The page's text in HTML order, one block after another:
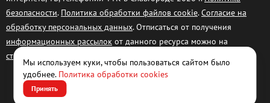
безопасности. Политика обработки файлов cookie.Согласие на
обработку персональных данных. Отписаться от получения
информационных рассылок от данного ресурса можно на
странице
Мы используем куки, чтобы пользоваться сайтом было
удобнее. Политика обработки cookies
Принять